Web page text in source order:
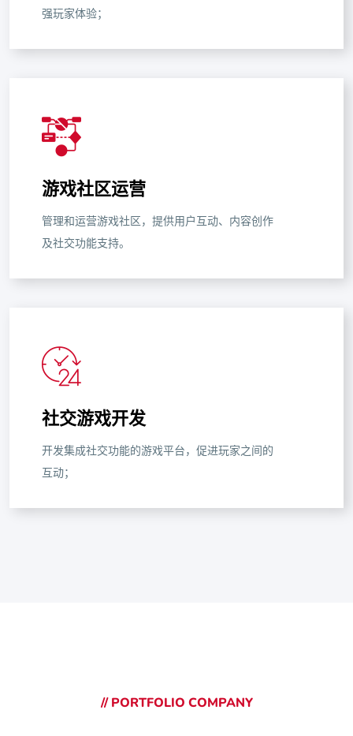
强玩家体验；
游戏社区运营
管理和运营游戏社区，提供用户互动、内容创作
及社交功能支持。
社交游戏开发
开发集成社交功能的游戏平台，促进玩家之间的
互动；
// PORTFOLIO COMPANY